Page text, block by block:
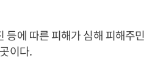
등에 따른 피해가 심해 피해주민
이다.